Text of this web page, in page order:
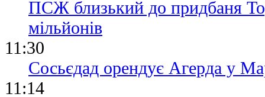
ПСЖ близький до придбаня
мільйонів
11:30
Сосьєдад орендує Агерда у
11:14